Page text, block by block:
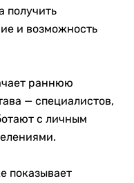
получить
и возможность
раннюю
— специалистов,
с личным
показывает